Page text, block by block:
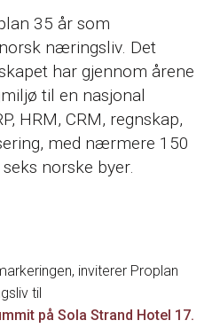
35 år som
næringsliv. Det
har gjennom årene
til en nasjonal
HRM, CRM, regnskap,
med nærmere 150
norske byer.
inviterer Proplan
til
på Sola Strand Hotel 17.